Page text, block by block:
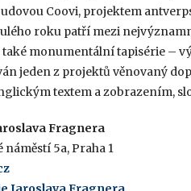
Coovi, projektem
roku patří mezi
také monumentální tapisérie –
jeden z projektů věnovaný
textem a zobrazením,
Fragnera
náměstí 5a, Praha 1